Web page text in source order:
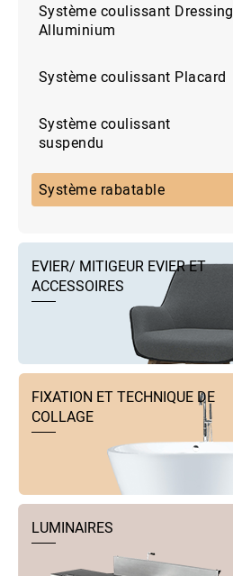
Système coulissant Dressing
Alluminium
Système coulissant Placard
Système coulissant
suspendu
Système rabatable
EVIER/ MITIGEUR EVIER ET
ACCESSOIRES
FIXATION ET TECHNIQUE DE
COLLAGE
LUMINAIRES